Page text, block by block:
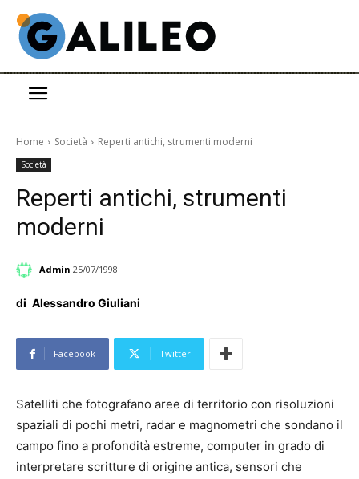
Home Società Reperti antichi, strumenti moderni
Società
Reperti antichi, strumenti
moderni
Admin 25/07/1998
di Alessandro Giuliani
Facebook Twitter
Satelliti che fotografano aree di territorio con risoluzioni
spaziali di pochi metri, radar e magnometri che sondano il
campo fino a profondità estreme, computer in grado di
interpretare scritture di origine antica, sensori che